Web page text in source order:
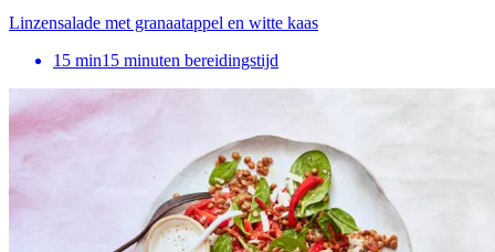
Linzensalade met granaatappel en witte kaas
15 min15 minuten bereidingstijd